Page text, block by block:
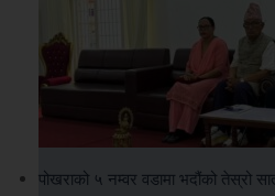
पोखराको ५ नम्वर वडामा भदौंको तेस्रो